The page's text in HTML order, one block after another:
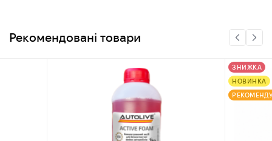
Рекомендовані товари
ЗНИЖКА
НОВИНКА